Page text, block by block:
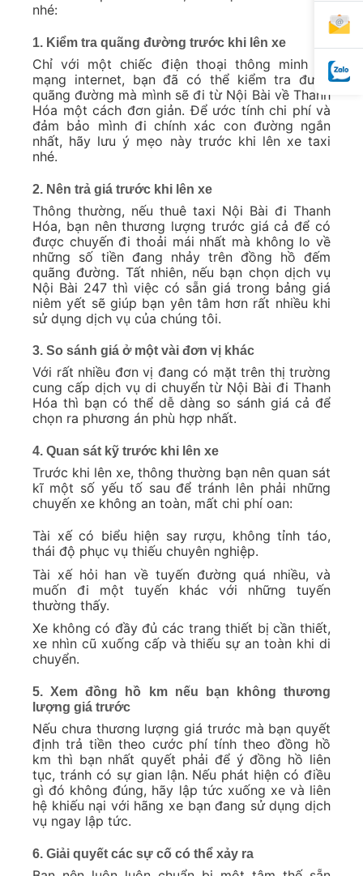
nhé:
1. Kiểm tra quãng đường trước khi lên xe
Chỉ với một chiếc điện thoại thông minh và
mạng internet, bạn đã có thể kiểm tra được
quãng đường mà mình sẽ đi từ Nội Bài về Thanh
Hóa một cách đơn giản. Để ước tính chi phí và
đảm bảo mình đi chính xác con đường ngắn
nhất, hãy lưu ý mẹo này trước khi lên xe taxi
nhé.
2. Nên trả giá trước khi lên xe
Thông thường, nếu thuê taxi Nội Bài đi Thanh
Hóa, bạn nên thương lượng trước giá cả để có
được chuyến đi thoải mái nhất mà không lo về
những số tiền đang nhảy trên đồng hồ đếm
quãng đường. Tất nhiên, nếu bạn chọn dịch vụ
Nội Bài 247 thì việc có sẵn giá trong bảng giá
niêm yết sẽ giúp bạn yên tâm hơn rất nhiều khi
sử dụng dịch vụ của chúng tôi.
3. So sánh giá ở một vài đơn vị khác
Với rất nhiều đơn vị đang có mặt trên thị trường
cung cấp dịch vụ di chuyển từ Nội Bài đi Thanh
Hóa thì bạn có thể dễ dàng so sánh giá cả để
chọn ra phương án phù hợp nhất.
4. Quan sát kỹ trước khi lên xe
Trước khi lên xe, thông thường bạn nên quan sát
kĩ một số yếu tố sau để tránh lên phải những
chuyến xe không an toàn, mất chi phí oan:
Tài xế có biểu hiện say rượu, không tỉnh táo,
thái độ phục vụ thiếu chuyên nghiệp.
Tài xế hỏi han về tuyến đường quá nhiều, và
muốn đi một tuyến khác với những tuyến
thường thấy.
Xe không có đầy đủ các trang thiết bị cần thiết,
xe nhìn cũ xuống cấp và thiếu sự an toàn khi di
chuyển.
5. Xem đồng hồ km nếu bạn không thương
lượng giá trước
Nếu chưa thương lượng giá trước mà bạn quyết
định trả tiền theo cước phí tính theo đồng hồ
km thì bạn nhất quyết phải để ý đồng hồ liên
tục, tránh có sự gian lận. Nếu phát hiện có điều
gì đó không đúng, hãy lập tức xuống xe và liên
hệ khiếu nại với hãng xe bạn đang sử dụng dịch
vụ ngay lập tức.
6. Giải quyết các sự cố có thể xảy ra